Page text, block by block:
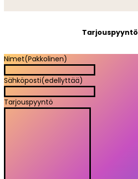
Tarjouspyyntö
Nimet(Pakkolinen)
Sähköposti(edellyttää)
Tarjouspyyntö